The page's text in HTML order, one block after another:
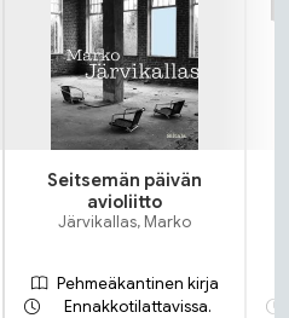
Seitsemän päivän
avioliitto
Järvikallas, Marko
Pehmeäkantinen kirja
Ennakkotilattavissa.